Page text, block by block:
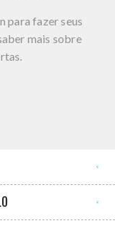
para fazer seus
mais sobre